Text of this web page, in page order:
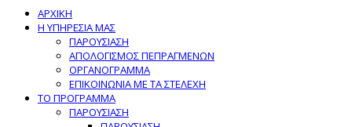
ΑΡΧΙΚΗ
Η ΥΠΗΡΕΣΙΑ ΜΑΣ
ΠΑΡΟΥΣΙΑΣΗ
ΑΠΟΛΟΓΙΣΜΟΣ ΠΕΠΡΑΓΜΕΝΩΝ
ΟΡΓΑΝΟΓΡΑΜΜΑ
ΕΠΙΚΟΙΝΩΝΙΑ ΜΕ ΤΑ ΣΤΕΛΕΧΗ
ΤΟ ΠΡΟΓΡΑΜΜΑ
ΠΑΡΟΥΣΙΑΣΗ